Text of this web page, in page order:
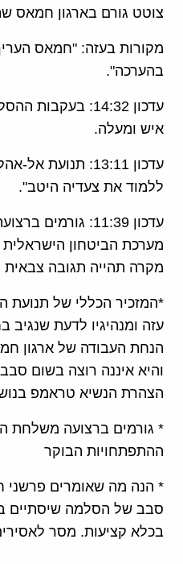
צוטט גורם בארגון חמאס
מקורות בעזה: "חמאס
בהערכה".
איש ומעלה.
עדכון 13:11:
ללמוד את צעדיה היטב".
עדכון 11:39:
מערכת הביטחון
מקרה תהייה תגובה
*המזכיר הכללי של תנועת
עזה ומנהיגיו לדעת שנגיב
הנחת העבודה של ארגון
והיא איננה רוצה בשום
הצהרת הנשיא טראמפ
* גורמים ברצועה משלחת
ההתפתחויות הבוקר
* הנה מה שאומרים פרשני
סבב של הסלמה שיסתיים
בכלא קציעות. מסר